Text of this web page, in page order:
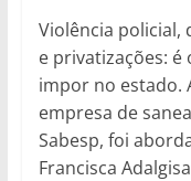
Violência policial,
e privatizações:
impor no estado.
empresa de
Sabesp, foi
Francisca